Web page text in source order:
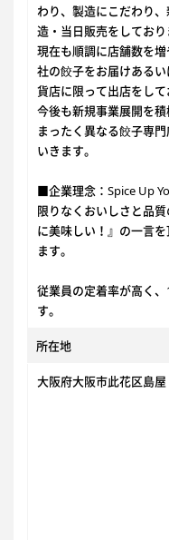
わり、製造にこだわり
造・当日販売をしており
現在も順調に店舗数を
社の餃子をお届けある
貨店に限って出店をして
今後も新規事業展開を
まったく異なる餃子専
いきます。
■企業理念：Spice Up
限りなくおいしさと品
に美味しい！』の一言
ます。
従業員の定着率が高く
す。
所在地
大阪府大阪市此花区島屋